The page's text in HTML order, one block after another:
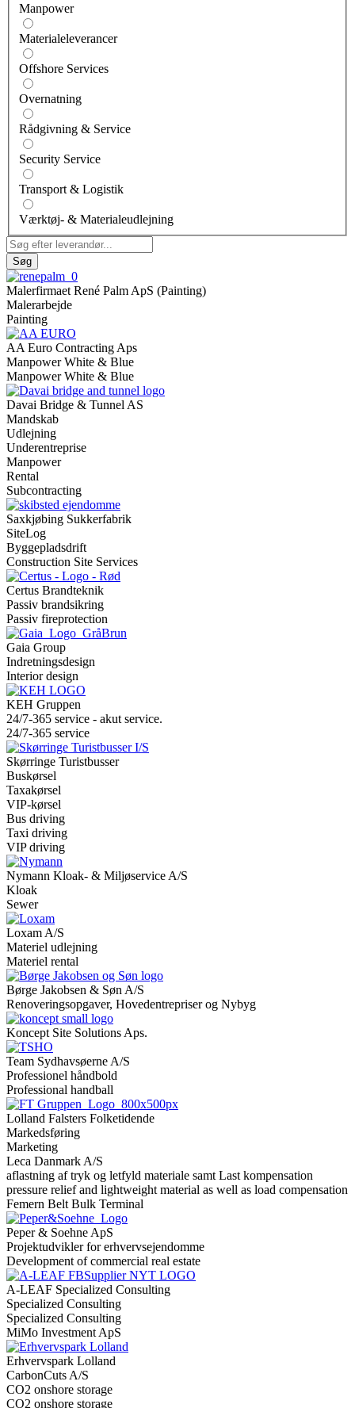
Manpower
Materialeleverancer
Offshore Services
Overnatning
Rådgivning & Service
Security Service
Transport & Logistik
Værktøj- & Materialeudlejning
Søg
Malerfirmaet René Palm ApS (Painting)
Malerarbejde
Painting
AA Euro Contracting Aps
Manpower White & Blue
Manpower White & Blue
Davai Bridge & Tunnel AS
Mandskab
Udlejning
Underentreprise
Manpower
Rental
Subcontracting
Saxkjøbing Sukkerfabrik
SiteLog
Byggepladsdrift
Construction Site Services
Certus Brandteknik
Passiv brandsikring
Passiv fireprotection
Gaia Group
Indretningsdesign
Interior design
KEH Gruppen
24/7-365 service - akut service.
24/7-365 service
Skørringe Turistbusser
Buskørsel
Taxakørsel
VIP-kørsel
Bus driving
Taxi driving
VIP driving
Nymann Kloak- & Miljøservice A/S
Kloak
Sewer
Loxam A/S
Materiel udlejning
Materiel rental
Børge Jakobsen & Søn A/S
Renoveringsopgaver, Hovedentrepriser og Nybyg
Koncept Site Solutions Aps.
Team Sydhavsøerne A/S
Professionel håndbold
Professional handball
Lolland Falsters Folketidende
Markedsføring
Marketing
Leca Danmark A/S
aflastning af tryk og letfyld materiale samt Last kompensation
pressure relief and lightweight material as well as load compensation
Femern Belt Bulk Terminal
Peper & Soehne ApS
Projektudvikler for erhvervsejendomme
Development of commercial real estate
A-LEAF Specialized Consulting
Specialized Consulting
Specialized Consulting
MiMo Investment ApS
Erhvervspark Lolland
CarbonCuts A/S
CO2 onshore storage
CO2 onshore storage